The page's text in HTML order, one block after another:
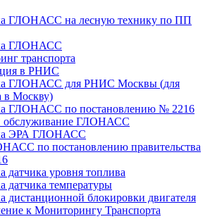
ГЛОНАСС на лесную технику по ПП
ГЛОНАСС
транспорта
в РНИС
ГЛОНАСС для РНИС Москвы (для
в Москву)
ГЛОНАСС по постановлению № 2216
обслуживание ГЛОНАСС
ЭРА ГЛОНАСС
по постановлению правительства
датчика уровня топлива
датчика температуры
дистанционной блокировки двигателя
к Мониторингу Транспорта